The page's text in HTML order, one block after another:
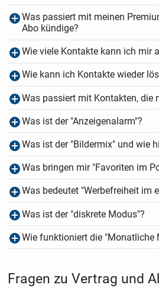
Was passiert mit meinen
Abo kündige?
Wie viele Kontakte kann ich mir
Wie kann ich Kontakte wieder
Was passiert mit Kontakten, die
Was ist der "Anzeigenalarm"?
Was ist der "Bildermix" und wie
Was bringen mir "Favoriten im
Was bedeutet "Werbefreiheit im
Was ist der "diskrete Modus"?
Wie funktioniert die "Monatliche
Fragen zu Vertrag und